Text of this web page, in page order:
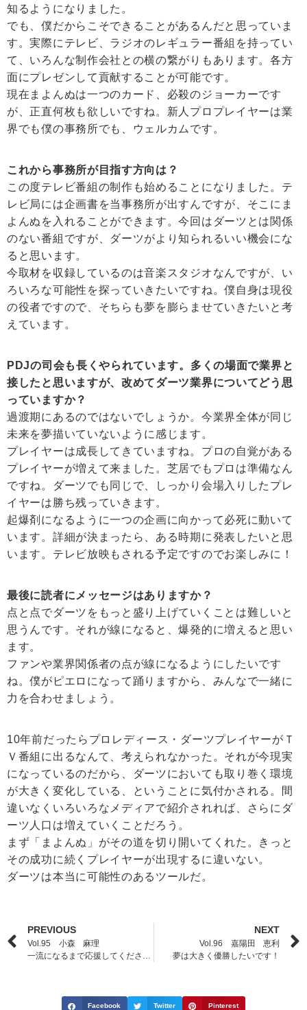
知るようになりました。
でも、僕だからこそできることがあるんだと思っていま
す。実際にテレビ、ラジオのレギュラー番組を持ってい
て、いろんな制作会社との横の繋がりもあります。各方
面にプレゼンして貢献することが可能です。
現在まよんぬは一つのカード、必殺のジョーカーです
が、正直何枚も欲しいですね。新人プロプレイヤーは業
界でも僕の事務所でも、ウェルカムです。
これから事務所が目指す方向は？
この度テレビ番組の制作も始めることになりました。テ
レビ局には企画書を当事務所が出すんですが、そこにま
よんぬを入れることができます。今回はダーツとは関係
のない番組ですが、ダーツがより知られるいい機会にな
ると思います。
今取材を収録しているのは音楽スタジオなんですが、い
ろいろな可能性を探っていきたいですね。僕自身は現役
の役者ですので、そちらも夢を膨らませていきたいと考
えています。
PDJの司会も長くやられています。多くの場面で業界と
接したと思いますが、改めてダーツ業界についてどう思
っていますか？
過渡期にあるのではないでしょうか。今業界全体が同じ
未来を夢描いていないように感じます。
プレイヤーは成長してきていますね。プロの自覚がある
プレイヤーが増えて来ました。芝居でもプロは準備なん
ですね。ダーツでも同じで、しっかり会場入りしたプレ
イヤーは勝ち残っていきます。
起爆剤になるように一つの企画に向かって必死に動いて
います。詳細が決まったら、ある時期に発表したいと思
います。テレビ放映もされる予定ですのでお楽しみに！
最後に読者にメッセージはありますか？
点と点でダーツをもっと盛り上げていくことは難しいと
思うんです。それが線になると、爆発的に増えると思い
ます。
ファンや業界関係者の点が線になるようにしたいです
ね。僕がピエロになって踊りますから、みんなで一緒に
力を合わせましょう。
10年前だったらプロレディース・ダーツプレイヤーがＴ
Ｖ番組に出るなんて、考えられなかった。それが今現実
になっているのだから、ダーツにおいても取り巻く環境
が大きく変化している、ということに気付かされる。間
違いなくいろいろなメディアで紹介されれば、さらにダ
ーツ人口は増えていくことだろう。
まず「まよんぬ」がその道を切り開いてくれた。きっと
その成功に続くプレイヤーが出現するに違いない。
ダーツは本当に可能性のあるツールだ。
PREVIOUS
Vol.95 小森 麻理
一流になるまで応援してください！
NEXT
Vol.96 嘉陽田 恵利
夢は大きく優勝したいです！
Facebook Twitter Pinterest